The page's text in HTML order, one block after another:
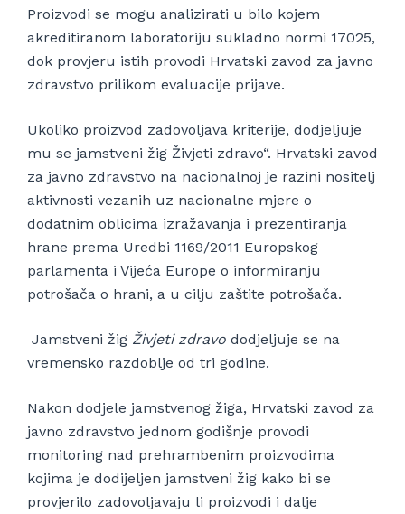
Proizvodi se mogu analizirati u bilo kojem
akreditiranom laboratoriju sukladno normi 17025,
dok provjeru istih provodi Hrvatski zavod za javno
zdravstvo prilikom evaluacije prijave.
Ukoliko proizvod zadovoljava kriterije, dodjeljuje
mu se jamstveni žig Živjeti zdravo“. Hrvatski zavod
za javno zdravstvo na nacionalnoj je razini nositelj
aktivnosti vezanih uz nacionalne mjere o
dodatnim oblicima izražavanja i prezentiranja
hrane prema Uredbi 1169/2011 Europskog
parlamenta i Vijeća Europe o informiranju
potrošača o hrani, a u cilju zaštite potrošača.
Jamstveni žig Živjeti zdravo dodjeljuje se na
vremensko razdoblje od tri godine.
Nakon dodjele jamstvenog žiga, Hrvatski zavod za
javno zdravstvo jednom godišnje provodi
monitoring nad prehrambenim proizvodima
kojima je dodijeljen jamstveni žig kako bi se
provjerilo zadovoljavaju li proizvodi i dalje